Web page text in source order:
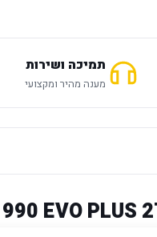
תמיכה ושירות
מענה מהיר ומקצועי